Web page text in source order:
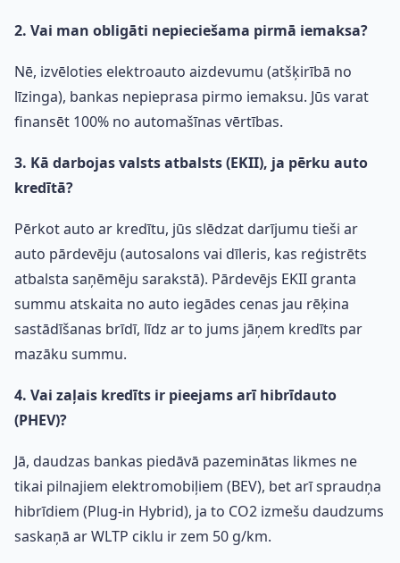
2. Vai man obligāti nepieciešama pirmā iemaksa?
Nē, izvēloties elektroauto aizdevumu (atšķirībā no
līzinga), bankas nepieprasa pirmo iemaksu. Jūs varat
finansēt 100% no automašīnas vērtības.
3. Kā darbojas valsts atbalsts (EKII), ja pērku auto
kredītā?
Pērkot auto ar kredītu, jūs slēdzat darījumu tieši ar
auto pārdevēju (autosalons vai dīleris, kas reģistrēts
atbalsta saņēmēju sarakstā). Pārdevējs EKII granta
summu atskaita no auto iegādes cenas jau rēķina
sastādīšanas brīdī, līdz ar to jums jāņem kredīts par
mazāku summu.
4. Vai zaļais kredīts ir pieejams arī hibrīdauto
(PHEV)?
Jā, daudzas bankas piedāvā pazeminātas likmes ne
tikai pilnajiem elektromobiļiem (BEV), bet arī spraudņa
hibrīdiem (Plug-in Hybrid), ja to CO2 izmešu daudzums
saskaņā ar WLTP ciklu ir zem 50 g/km.